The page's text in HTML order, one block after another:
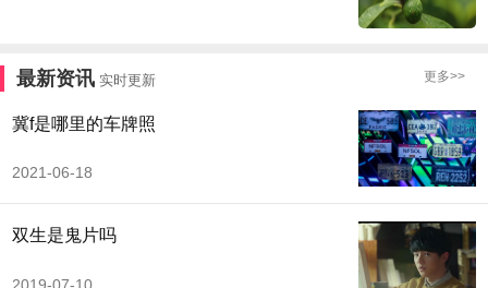
最新资讯 实时更新 更多>>
冀f是哪里的车牌照
2021-06-18
双生是鬼片吗
2019-07-10